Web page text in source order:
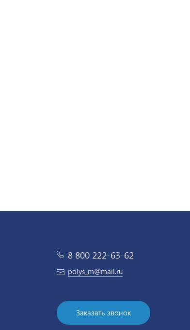
8 800 222-63-62
polys_m@mail.ru
Заказать звонок